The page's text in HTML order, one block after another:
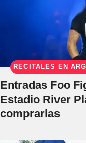
RECITALES EN
Entradas Foo
Estadio River
comprarlas